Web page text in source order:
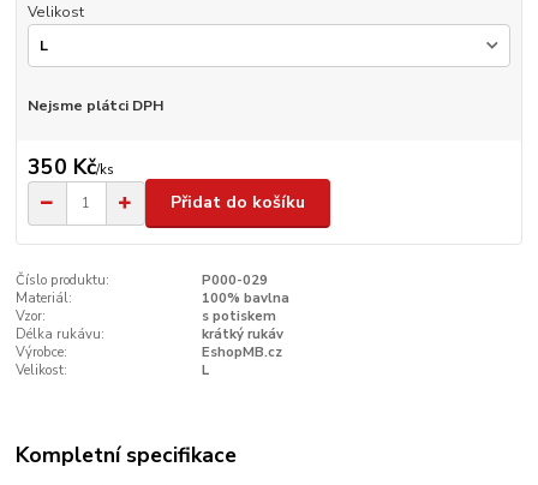
Velikost
Nejsme plátci DPH
350 Kč/ks
Přidat do košíku
Číslo produktu:
P000-029
Materiál:
100% bavlna
Vzor:
s potiskem
Délka rukávu:
krátký rukáv
Výrobce:
EshopMB.cz
Velikost:
L
Kompletní specifikace